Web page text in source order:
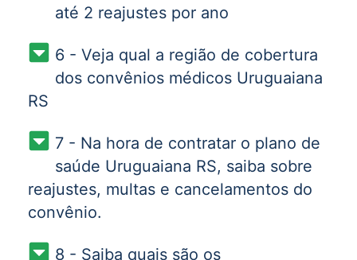
até 2 reajustes por ano
6 - Veja qual a região de cobertura
dos convênios médicos Uruguaiana
RS
7 - Na hora de contratar o plano de
saúde Uruguaiana RS, saiba sobre
reajustes, multas e cancelamentos do
convênio.
8 - Saiba quais são os